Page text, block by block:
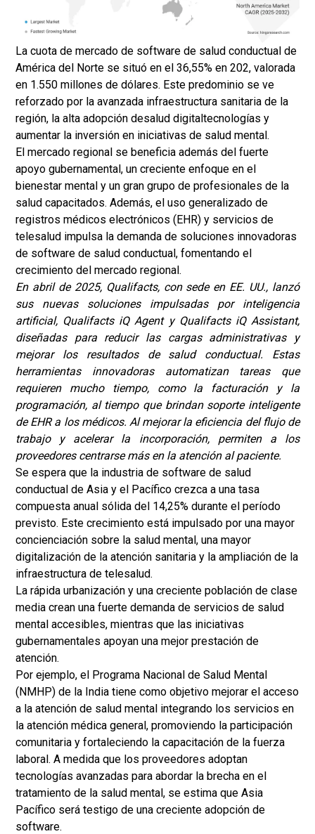
La cuota de mercado de software de salud conductual de
América del Norte se situó en el 36,55% en 202, valorada
en 1.550 millones de dólares. Este predominio se ve
reforzado por la avanzada infraestructura sanitaria de la
región, la alta adopción desalud digitaltecnologías y
aumentar la inversión en iniciativas de salud mental.
El mercado regional se beneficia además del fuerte
apoyo gubernamental, un creciente enfoque en el
bienestar mental y un gran grupo de profesionales de la
salud capacitados. Además, el uso generalizado de
registros médicos electrónicos (EHR) y servicios de
telesalud impulsa la demanda de soluciones innovadoras
de software de salud conductual, fomentando el
crecimiento del mercado regional.
En abril de 2025, Qualifacts, con sede en EE. UU., lanzó
sus nuevas soluciones impulsadas por inteligencia
artificial, Qualifacts iQ Agent y Qualifacts iQ Assistant,
diseñadas para reducir las cargas administrativas y
mejorar los resultados de salud conductual. Estas
herramientas innovadoras automatizan tareas que
requieren mucho tiempo, como la facturación y la
programación, al tiempo que brindan soporte inteligente
de EHR a los médicos. Al mejorar la eficiencia del flujo de
trabajo y acelerar la incorporación, permiten a los
proveedores centrarse más en la atención al paciente.
Se espera que la industria de software de salud
conductual de Asia y el Pacífico crezca a una tasa
compuesta anual sólida del 14,25% durante el período
previsto. Este crecimiento está impulsado por una mayor
concienciación sobre la salud mental, una mayor
digitalización de la atención sanitaria y la ampliación de la
infraestructura de telesalud.
La rápida urbanización y una creciente población de clase
media crean una fuerte demanda de servicios de salud
mental accesibles, mientras que las iniciativas
gubernamentales apoyan una mejor prestación de
atención.
Por ejemplo, el Programa Nacional de Salud Mental
(NMHP) de la India tiene como objetivo mejorar el acceso
a la atención de salud mental integrando los servicios en
la atención médica general, promoviendo la participación
comunitaria y fortaleciendo la capacitación de la fuerza
laboral. A medida que los proveedores adoptan
tecnologías avanzadas para abordar la brecha en el
tratamiento de la salud mental, se estima que Asia
Pacífico será testigo de una creciente adopción de
software.